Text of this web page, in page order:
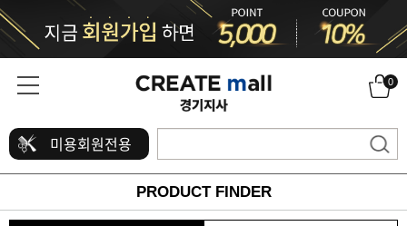
0
미용회원전용
PRODUCT FINDER